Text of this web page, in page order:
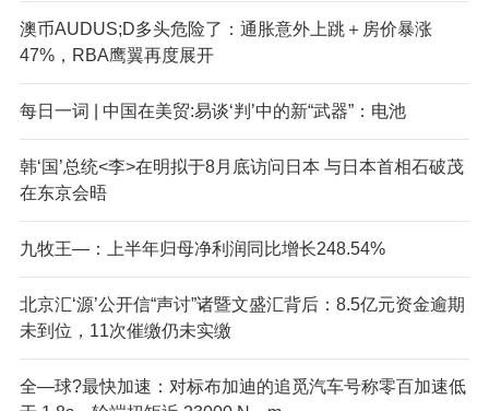
澳币AUDUS;D多头危险了：通胀意外上跳＋房价暴涨
47%，RBA鹰翼再度展开
每日一词 | 中国在美贸:易谈‘判’中的新“武器”：电池
韩‘国’总统<李>在明拟于8月底访问日本 与日本首相石破茂
在东京会晤
九牧王—：上半年归母净利润同比增长248.54%
北京汇‘源’公开信“声讨”诸暨文盛汇背后：8.5亿元资金逾期
未到位，11次催缴仍未实缴
全—球?最快加速：对标布加迪的追觅汽车号称零百加速低